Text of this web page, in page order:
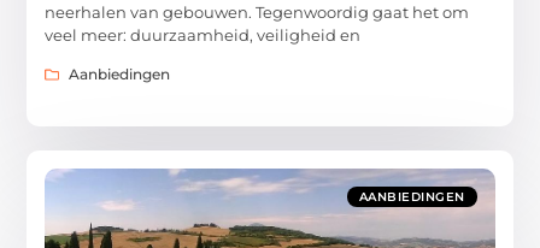
neerhalen van gebouwen. Tegenwoordig gaat het om
veel meer: duurzaamheid, veiligheid en
Aanbiedingen
AANBIEDINGEN